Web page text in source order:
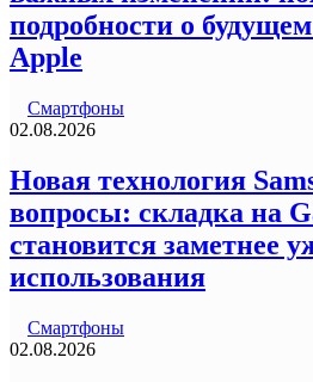
подробности о
Apple
Смартфоны
02.08.2026
Новая технология
вопросы: складка на
становится заметнее
использования
Смартфоны
02.08.2026